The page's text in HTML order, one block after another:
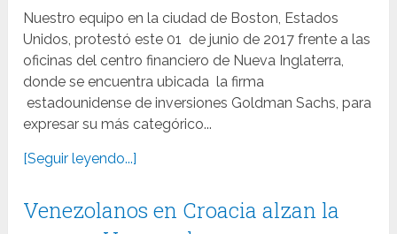
Nuestro equipo en la ciudad de Boston, Estados
Unidos, protestó este 01 de junio de 2017 frente a las
oficinas del centro financiero de Nueva Inglaterra,
donde se encuentra ubicada la firma
estadounidense de inversiones Goldman Sachs, para
expresar su más categórico...
[Seguir leyendo...]
Venezolanos en Croacia alzan la